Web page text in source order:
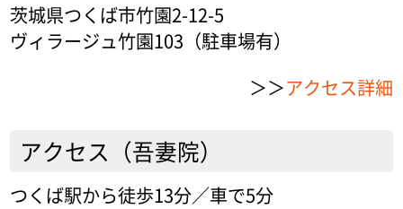
茨城県つくば市竹園2-12-5
ヴィラージュ竹園103（駐車場有）
＞＞アクセス詳細
アクセス（吾妻院）
つくば駅から徒歩13分／車で5分